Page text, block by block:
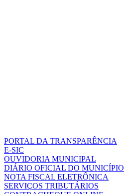
PORTAL DA TRANSPARÊNCIA
E-SIC
OUVIDORIA MUNICIPAL
DIÁRIO OFICIAL DO MUNICÍPIO
NOTA FISCAL ELETRÔNICA
SERVIÇOS TRIBUTÁRIOS